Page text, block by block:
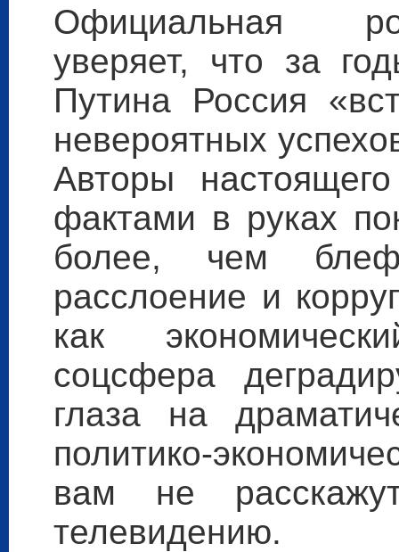
Официальная
уверяет, что за
Путина Россия
невероятных
Авторы
фактами в руках
более, чем
расслоение и
как
соцсфера
глаза на
политико-
вам не
телевидению.